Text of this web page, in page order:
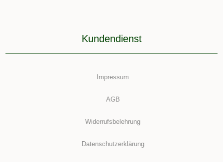
Kundendienst
Impressum
AGB
Widerrufsbelehrung
Datenschutzerklärung